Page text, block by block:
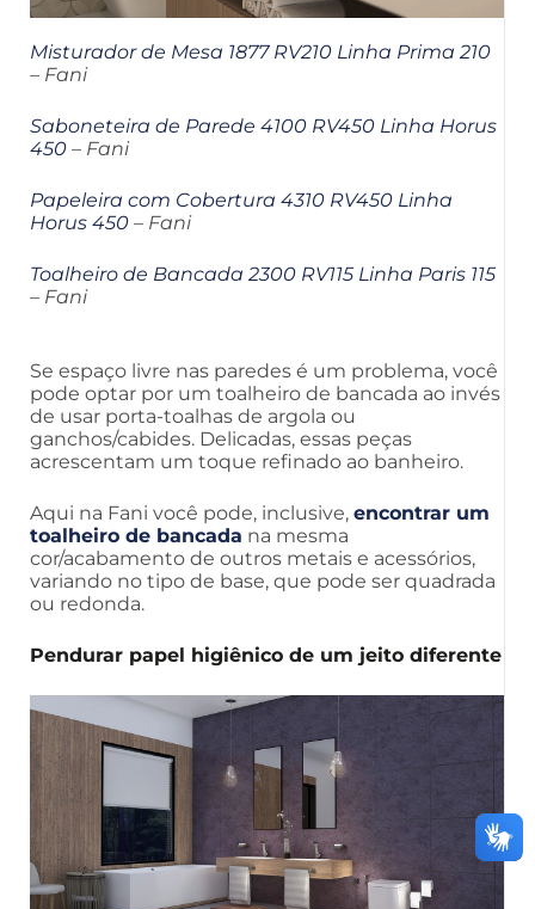
Misturador de Mesa 1877 RV210 Linha Prima 210
– Fani
Saboneteira de Parede 4100 RV450 Linha Horus
450 – Fani
Papeleira com Cobertura 4310 RV450 Linha
Horus 450 – Fani
Toalheiro de Bancada 2300 RV115 Linha Paris 115
– Fani
Se espaço livre nas paredes é um problema, você
pode optar por um toalheiro de bancada ao invés
de usar porta-toalhas de argola ou
ganchos/cabides. Delicadas, essas peças
acrescentam um toque refinado ao banheiro.
Aqui na Fani você pode, inclusive, encontrar um
toalheiro de bancada na mesma
cor/acabamento de outros metais e acessórios,
variando no tipo de base, que pode ser quadrada
ou redonda.
Pendurar papel higiênico de um jeito diferente